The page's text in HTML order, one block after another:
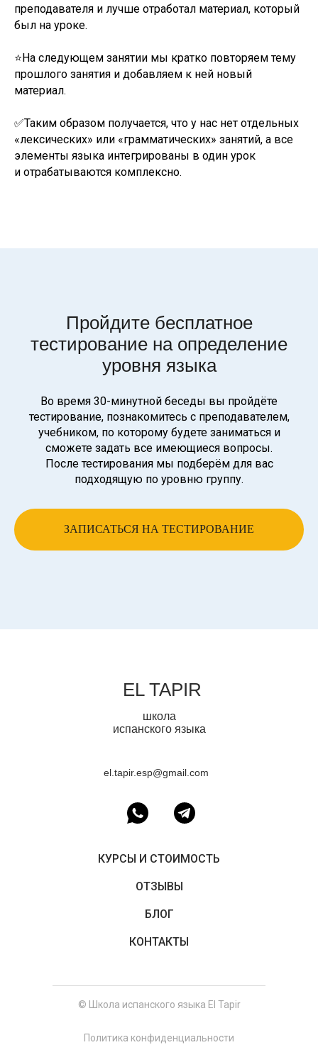
преподавателя и лучше отработал материал, который
был на уроке.
⭐На следующем занятии мы кратко повторяем тему
прошлого занятия и добавляем к ней новый
материал.
✅Таким образом получается, что у нас нет отдельных
«лексических» или «грамматических» занятий, а все
элементы языка интегрированы в один урок
и отрабатываются комплексно.
Пройдите бесплатное
тестирование на определение
уровня языка
Во время 30-минутной беседы вы пройдёте
тестирование, познакомитесь с преподавателем,
учебником, по которому будете заниматься и
сможете задать все имеющиеся вопросы.
После тестирования мы подберём для вас
подходящую по уровню группу.
ЗАПИСАТЬСЯ НА ТЕСТИРОВАНИЕ
EL TAPIR
школа
испанского языка
КУРСЫ И СТОИМОСТЬ
ОТЗЫВЫ
БЛОГ
КОНТАКТЫ
el.tapir.esp@gmail.com
© Школа испанского языка El Tapir
Политика конфиденциальности